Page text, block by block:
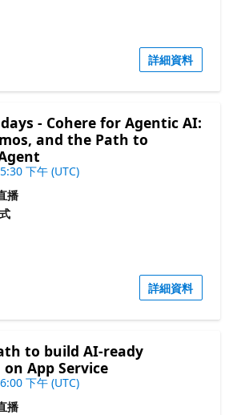
詳細資料
- Cohere for Agentic AI:
and the Path to
下午 (UTC)
播
詳細資料
to build AI-ready
App Service
下午 (UTC)
播